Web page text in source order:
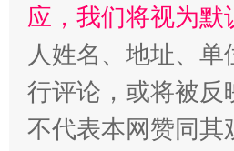
应，我们将视为
人姓名、地址、
行评论，或将被反
不代表本网赞同其